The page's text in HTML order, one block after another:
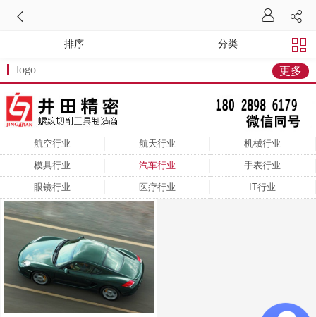
排序 分类
logo 更多
航空行业 航天行业 机械行业
模具行业 汽车行业 手表行业
眼镜行业 医疗行业 IT行业